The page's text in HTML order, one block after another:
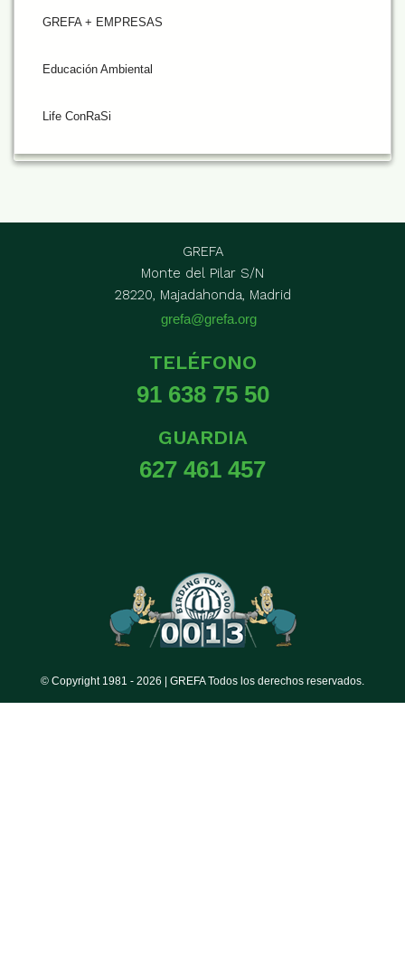
GREFA + EMPRESAS
Educación Ambiental
Life ConRaSi
GREFA
Monte del Pilar S/N
28220, Majadahonda, Madrid
grefa@grefa.org
TELÉFONO
91 638 75 50
GUARDIA
627 461 457
© Copyright 1981 - 2026 | GREFA Todos los derechos reservados.